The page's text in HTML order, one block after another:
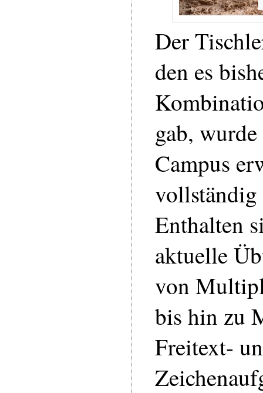
Der
den es
gab,
Campus
Enthalten
aktuelle
von
bis hin zu
Freitext-